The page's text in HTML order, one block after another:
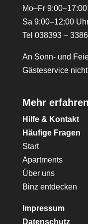
Mo–Fr
Sa 9:00–12:00
Tel 038393 –
An Sonn- und
Gästeservice
Mehr
Hilfe & Kontakt
Häufige Fragen
Start
Apartments
Über uns
Binz entdecken
Impressum
Datenschutz